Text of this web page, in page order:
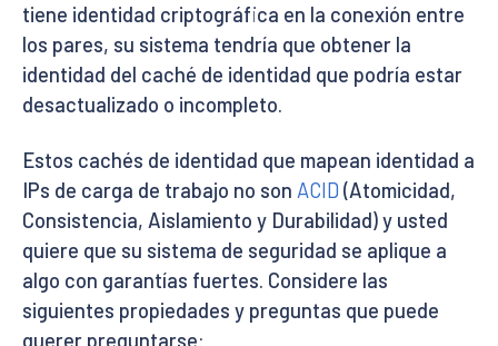
tiene identidad criptográfica en la conexión entre
los pares, su sistema tendría que obtener la
identidad del caché de identidad que podría estar
desactualizado o incompleto.
Estos cachés de identidad que mapean identidad a
IPs de carga de trabajo no son ACID (Atomicidad,
Consistencia, Aislamiento y Durabilidad) y usted
quiere que su sistema de seguridad se aplique a
algo con garantías fuertes. Considere las
siguientes propiedades y preguntas que puede
querer preguntarse: